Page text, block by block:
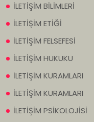
İLETİŞİM BİLİMLERİ
İLETİŞİM ETİĞİ
İLETİŞİM FELSEFESİ
İLETİŞİM HUKUKU
İLETİŞİM KURAMLARI
İLETİŞİM KURAMLARI
İLETİŞİM PSİKOLOJİSİ